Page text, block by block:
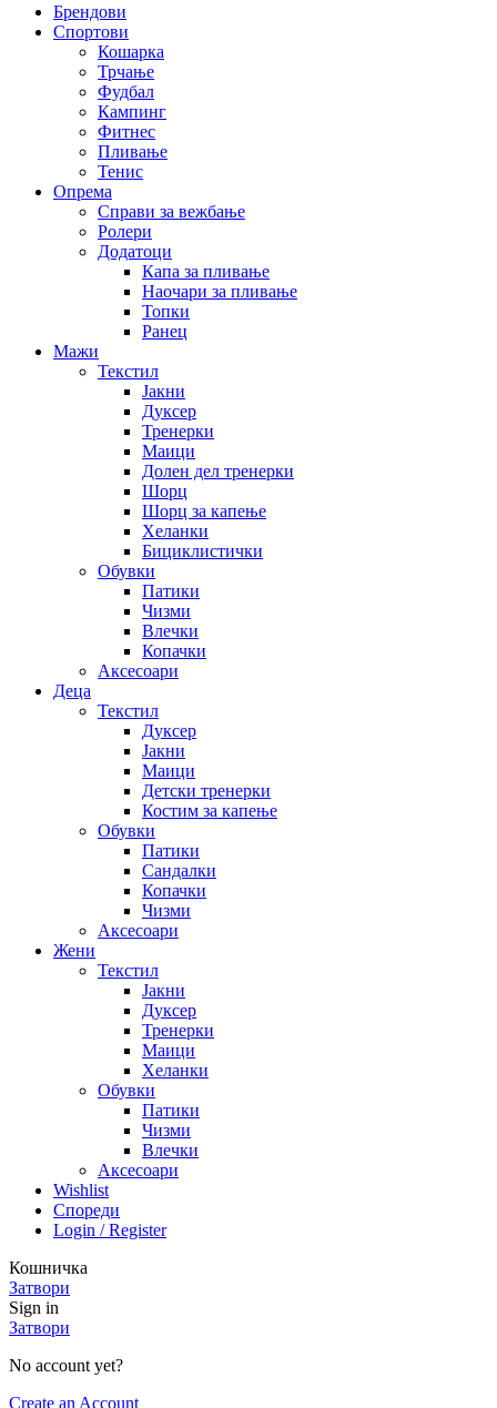
Брендови
Спортови
Кошарка
Трчање
Фудбал
Кампинг
Фитнес
Пливање
Тенис
Опрема
Справи за вежбање
Ролери
Додатоци
Капа за пливање
Наочари за пливање
Топки
Ранец
Мажи
Текстил
Јакни
Дуксер
Тренерки
Маици
Долен дел тренерки
Шорц
Шорц за капење
Хеланки
Бициклистички
Обувки
Патики
Чизми
Влечки
Копачки
Аксесоари
Деца
Текстил
Дуксер
Јакни
Маици
Детски тренерки
Костим за капење
Обувки
Патики
Сандалки
Копачки
Чизми
Аксесоари
Жени
Текстил
Јакни
Дуксер
Тренерки
Маици
Хеланки
Обувки
Патики
Чизми
Влечки
Аксесоари
Wishlist
Спореди
Login / Register
Кошничка
Затвори
Sign in
Затвори
No account yet?
Create an Account